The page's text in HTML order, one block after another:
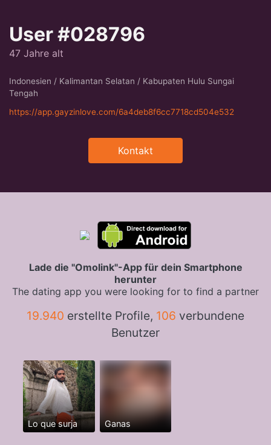
User #028796
47 Jahre alt
Indonesien / Kalimantan Selatan / Kabupaten Hulu Sungai
Tengah
https://app.gayzinlove.com/6a4deb8f6cc7718cd504e532
Kontakt
Lade die "Omolink"-App für dein Smartphone
herunter
The dating app you were looking for to find a partner
19.940 erstellte Profile, 106 verbundene
Benutzer
Lo que surja Ganas